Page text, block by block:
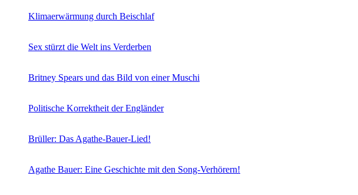
Klimaerwärmung durch Beischlaf
Sex stürzt die Welt ins Verderben
Britney Spears und das Bild von einer Muschi
Politische Korrektheit der Engländer
Brüller: Das Agathe-Bauer-Lied!
Agathe Bauer: Eine Geschichte mit den Song-Verhörern!